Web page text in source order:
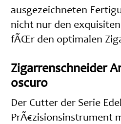
ausgezeichneten
nicht nur den
fÃŒr den optimalen
Zigarrenschneider
oscuro
Der Cutter der Serie
PrÃ€zisionsinstrument